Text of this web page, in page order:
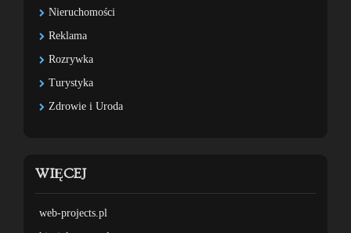
Nieruchomości
Reklama
Rozrywka
Turystyka
Zdrowie i Uroda
WIĘCEJ
web-projects.pl